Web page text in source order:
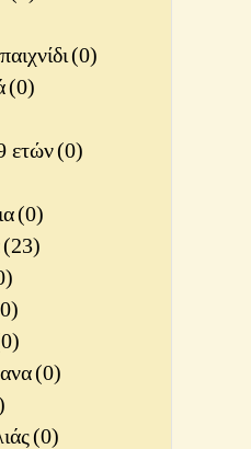
(0)
(0)
ετών(0)
(0)
(23)
(0)
(0)